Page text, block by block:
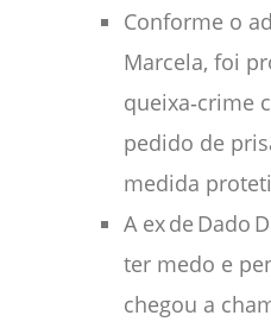
Conforme o
Marcela, foi
queixa‑crime
pedido de
medida
A ex de Dado
ter medo e
chegou a